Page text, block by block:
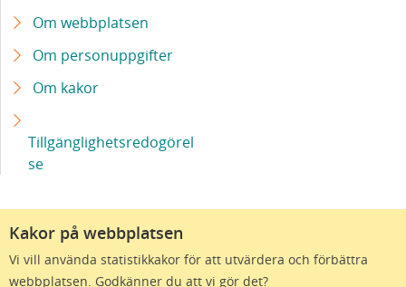
Kakor på webbplatsen
Vi vill använda statistikkakor för att utvärdera och förbättra
webbplatsen. Godkänner du att vi gör det?
Om webbplatsen
Om personuppgifter
Om kakor
Tillgänglighetsredogörel
se